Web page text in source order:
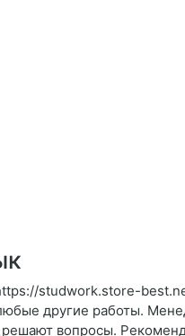
studwork.store-
другие работы.
вопросы.